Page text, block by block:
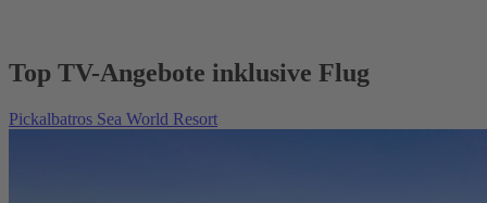
Top TV-Angebote inklusive Flug
Pickalbatros Sea World Resort